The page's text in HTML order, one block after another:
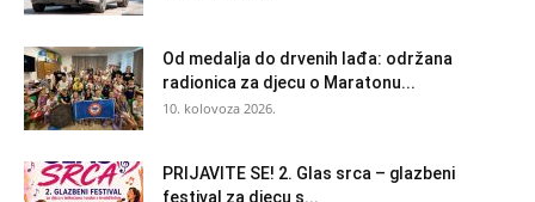
Od medalja do drvenih lađa: održana
radionica za djecu o Maratonu...
10. kolovoza 2026.
PRIJAVITE SE! 2. Glas srca – glazbeni
festival za djecu s...